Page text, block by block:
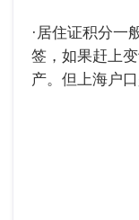
·居住证积分一
签，如果赶上
产。但上海户